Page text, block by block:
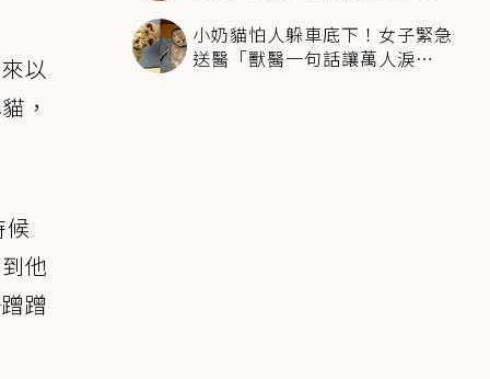
以
，
他
蹭
小奶貓怕人躲車底下！女子緊急
送醫「獸醫一句話讓萬人淚